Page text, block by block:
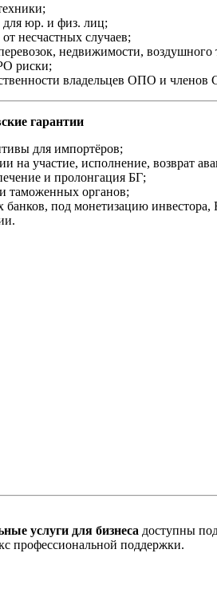
юр. и физ. лиц;
несчастных случаев;
недвижимости, воздушного
риски;
владельцев ОПО и членов
гарантии
для импортёров;
на участие, исполнение, возврат
и пролонгация БГ;
таможенных органов;
банков, под монетизацию инвестора,
услуги для бизнеса доступны
профессиональной поддержки.